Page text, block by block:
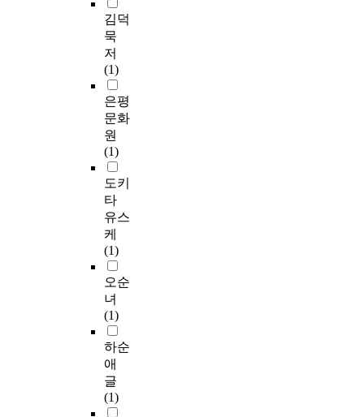
김덕
묵
저
(1)
은평
문화
원
(1)
도키
타
유스
케
(1)
오순
녀
(1)
하순
애
글
(1)